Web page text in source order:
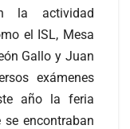
la actividad
el ISL, Mesa
Gallo y Juan
exámenes
año la feria
encontraban